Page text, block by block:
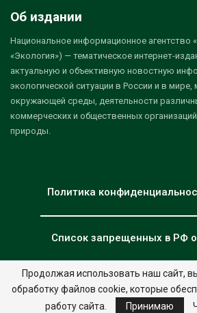
Об издании
Национальное информационное агентство
«Экология») — тематическое интернет-
актуальную и объективную новостную
экологической ситуации в России и в мире,
окружающей среды, деятельности
коммерческих и общественных
природы.
Политика
Список запрещенных в РФ
© 2026 - НИА "Экология". Все права
Продолжая использовать наш сайт,
обработку файлов cookie, которые
работу сайта.
Принимаю